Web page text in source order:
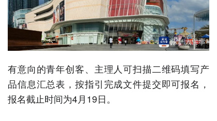
有意向的青年创客、主理人可扫描二维码填写产
品信息汇总表，按指引完成文件提交即可报名，
报名截止时间为4月19日。